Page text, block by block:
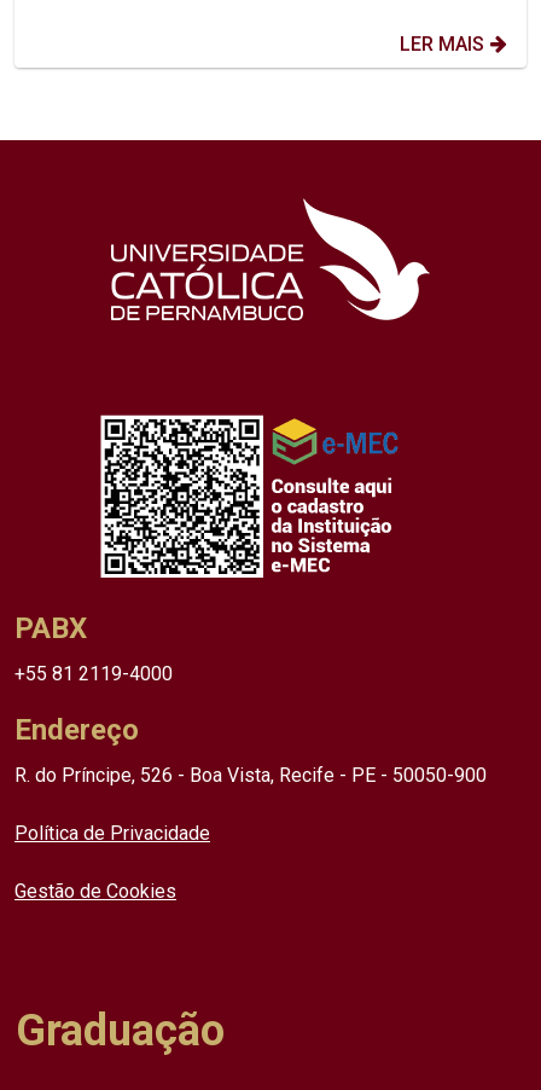
LER MAIS
PABX
+55 81 2119-4000
Endereço
R. do Príncipe, 526 - Boa Vista, Recife - PE - 50050-900
Política de Privacidade
Gestão de Cookies
Graduação